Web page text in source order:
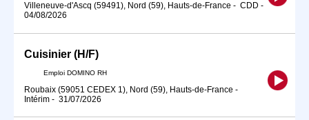
Villeneuve-d'Ascq (59491), Nord (59), Hauts-de-France - CDD -
04/08/2026
Cuisinier (H/F)
Emploi DOMINO RH
Roubaix (59051 CEDEX 1), Nord (59), Hauts-de-France -
Intérim - 31/07/2026